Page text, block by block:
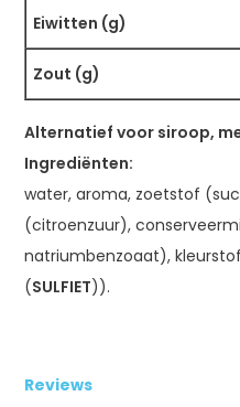
Eiwitten (g)
Zout (g)
Alternatief voor siroop,
Ingrediënten:
water, aroma, zoetstof
(citroenzuur),
natriumbenzoaat),
(SULFIET)).
Reviews